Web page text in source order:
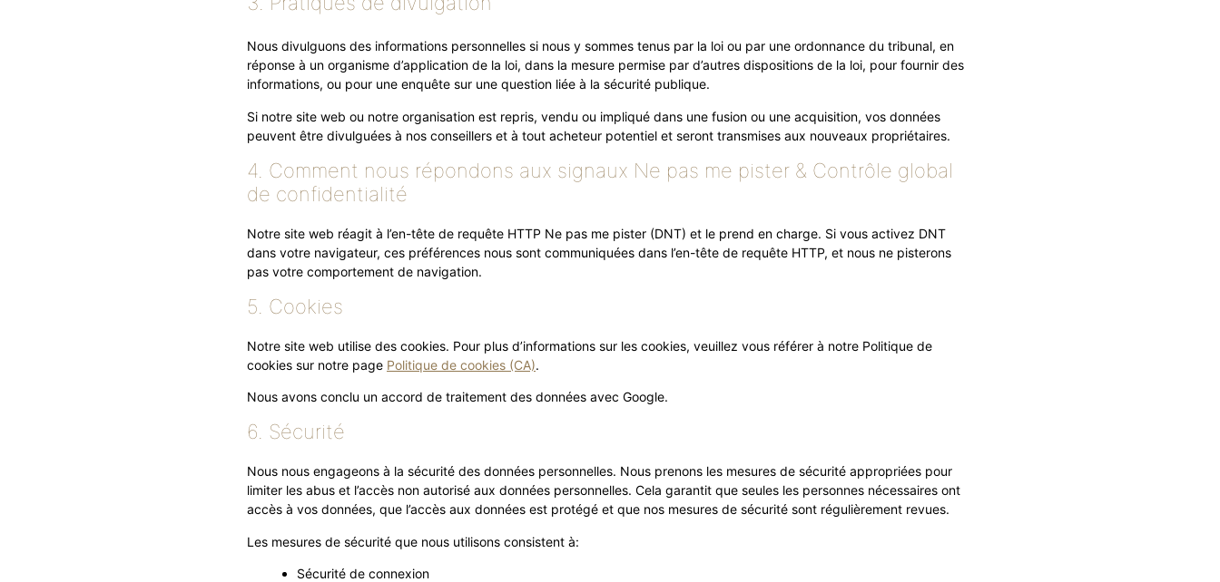
Nous divulguons des informations personnelles si nous y sommes tenus par la loi ou par une ordonnance du tribunal, en
réponse à un organisme d’application de la loi, dans la mesure permise par d’autres dispositions de la loi, pour fournir des
informations, ou pour une enquête sur une question liée à la sécurité publique.
Si notre site web ou notre organisation est repris, vendu ou impliqué dans une fusion ou une acquisition, vos données
peuvent être divulguées à nos conseillers et à tout acheteur potentiel et seront transmises aux nouveaux propriétaires.
4. Comment nous répondons aux signaux Ne pas me pister & Contrôle global
de confidentialité
Notre site web réagit à l’en-tête de requête HTTP Ne pas me pister (DNT) et le prend en charge. Si vous activez DNT
dans votre navigateur, ces préférences nous sont communiquées dans l’en-tête de requête HTTP, et nous ne pisterons
pas votre comportement de navigation.
5. Cookies
Notre site web utilise des cookies. Pour plus d’informations sur les cookies, veuillez vous référer à notre Politique de
cookies sur notre page Politique de cookies (CA).
Nous avons conclu un accord de traitement des données avec Google.
6. Sécurité
Nous nous engageons à la sécurité des données personnelles. Nous prenons les mesures de sécurité appropriées pour
limiter les abus et l’accès non autorisé aux données personnelles. Cela garantit que seules les personnes nécessaires ont
accès à vos données, que l’accès aux données est protégé et que nos mesures de sécurité sont régulièrement revues.
Les mesures de sécurité que nous utilisons consistent à:
Sécurité de connexion